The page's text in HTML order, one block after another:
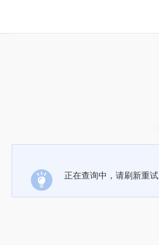
正在查询中，请刷新重试